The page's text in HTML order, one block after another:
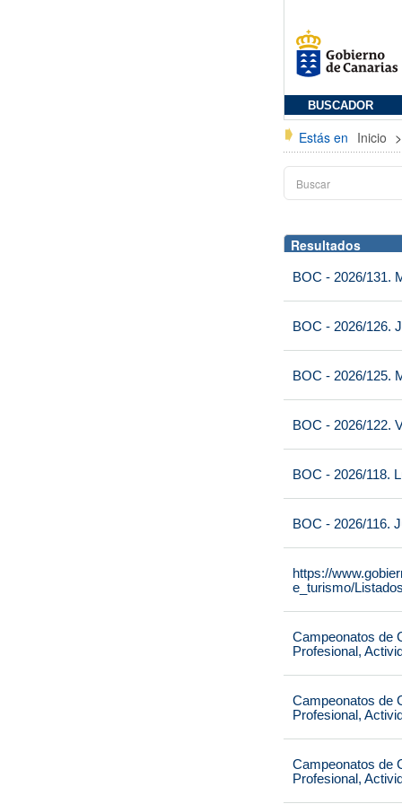
BUSCADOR
Estás en Inicio
Resultados
BOC - 2026/131.
BOC - 2026/126.
BOC - 2026/125.
BOC - 2026/122.
BOC - 2026/118.
BOC - 2026/116.
https://
e_turismo/
Campeonatos de
Profesional,
Campeonatos de
Profesional,
Campeonatos de
Profesional,